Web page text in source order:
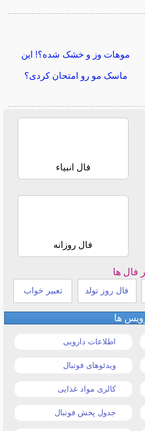
موهات وز و خشک شده؟! این
ماسک مو رو امتحان کردی؟
فال انبیاء
فال روزانه
فال ها
فال روز تولد تعبیر خواب
ها
اطلاعات دارویی
ویدئوهای فوتبال
کالری مواد غذایی
جدول پخش فوتبال